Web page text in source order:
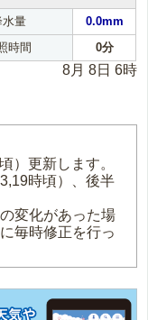
水量
0.0mm
時間 0分
8月 8日 6時
）更新します。
時頃）、後半
変化があった場
毎時修正を行っ